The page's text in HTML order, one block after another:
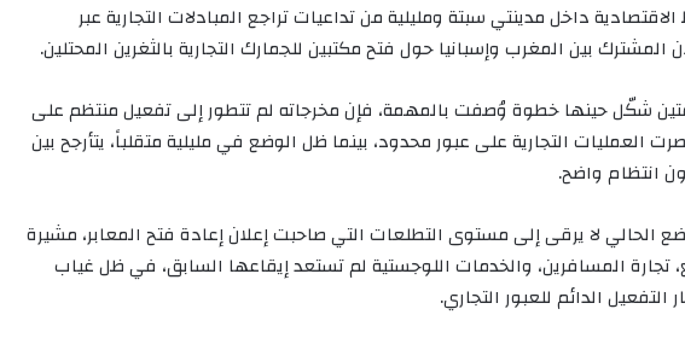
داخل مدينتي سبتة ومليلية من تداعيات تراجع المبادلات التجارية عبر
المشترك بين المغرب وإسبانيا حول فتح مكتبين للجمارك التجارية بالثغرين المحتلين.
شكّل حينها خطوة وُصفت بالمهمة، فإن مخرجاته لم تتطور إلى تفعيل منتظم على
العمليات التجارية على عبور محدود، بينما ظل الوضع في مليلية متقلباً، يتأرجح بين
انتظام واضح.
الحالي لا يرقى إلى مستوى التطلعات التي صاحبت إعلان إعادة فتح المعابر، مشيرة
تجارة المسافرين، والخدمات اللوجستية لم تستعد إيقاعها السابق، في ظل غياب
الدائم للعبور التجاري.